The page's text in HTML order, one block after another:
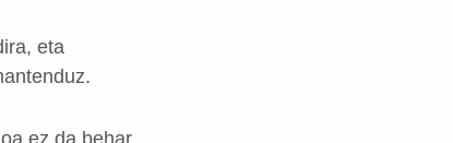
eta
ez da behar